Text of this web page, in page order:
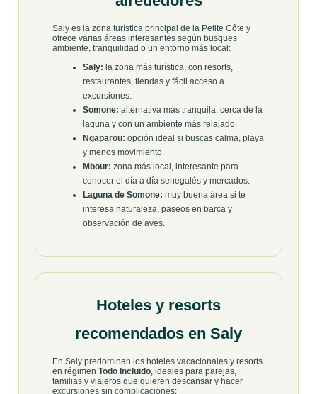
Saly es la zona turística principal de la Petite Côte y
ofrece varias áreas interesantes según busques
ambiente, tranquilidad o un entorno más local:
Saly: la zona más turística, con resorts,
restaurantes, tiendas y fácil acceso a
excursiones.
Somone: alternativa más tranquila, cerca de la
laguna y con un ambiente más relajado.
Ngaparou: opción ideal si buscas calma, playa
y menos movimiento.
Mbour: zona más local, interesante para
conocer el día a día senegalés y mercados.
Laguna de Somone: muy buena área si te
interesa naturaleza, paseos en barca y
observación de aves.
Hoteles y resorts
recomendados en Saly
En Saly predominan los hoteles vacacionales y resorts
en régimen Todo Incluido , ideales para parejas,
familias y viajeros que quieren descansar y hacer
excursiones sin complicaciones: